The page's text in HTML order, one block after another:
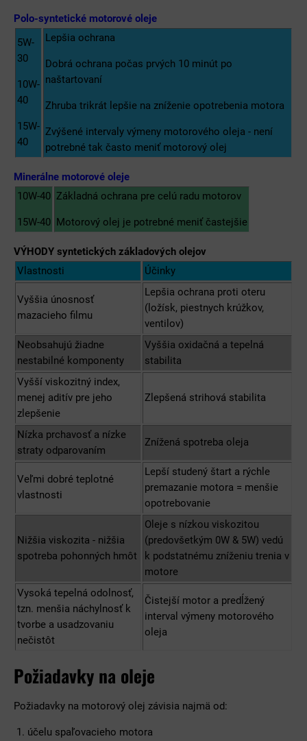
Polo-syntetické motorové oleje
5W-
30
10W-
40
15W-
40
Lepšia ochrana
Dobrá ochrana počas prvých 10 minút po
naštartovaní
Zhruba trikrát lepšie na zníženie opotrebenia motora
Zvýšené intervaly výmeny motorového oleja - není
potrebné tak často meniť motorový olej
Minerálne motorové oleje
10W-40
15W-40
Základná ochrana pre celú radu motorov
Motorový olej je potrebné meniť častejšie
VÝHODY syntetických základových olejov
Vlastnosti
Účinky
Vyššia únosnosť
mazacieho filmu
Lepšia ochrana proti oteru
(ložísk, piestnych krúžkov,
ventilov)
Neobsahujú žiadne
nestabilné komponenty
Vyššia oxidačná a tepelná
stabilita
Vyšší viskozitný index,
menej aditív pre jeho
zlepšenie
Zlepšená strihová stabilita
Nízka prchavosť a nízke
straty odparovaním
Znížená spotreba oleja
Veľmi dobré teplotné
vlastnosti
Lepší studený štart a rýchle
premazanie motora = menšie
opotrebovanie
Nižšia viskozita - nižšia
spotreba pohonných hmôt
Oleje s nízkou viskozitou
(predovšetkým 0W & 5W) vedú
k podstatnému zníženiu trenia v
motore
Vysoká tepelná odolnosť,
tzn. menšia náchylnosť k
tvorbe a usadzovaniu
nečistôt
Čistejší motor a predĺžený
interval výmeny motorového
oleja
Požiadavky na oleje
Požiadavky na motorový olej závisia najmä od:
účelu spaľovacieho motora